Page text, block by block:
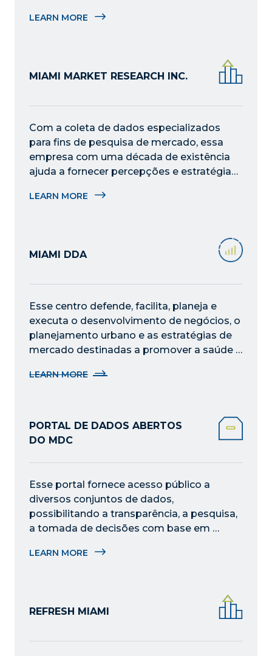
LEARN MORE
MIAMI MARKET RESEARCH INC.
Com a coleta de dados especializados
para fins de pesquisa de mercado, essa
empresa com uma década de existência
ajuda a fornecer percepções e estratégias
Miami.
LEARN MORE
MIAMI DDA
Esse centro defende, facilita, planeja e
executa o desenvolvimento de negócios, o
planejamento urbano e as estratégias de
mercado destinadas a promover a saúde
LEARN MORE
PORTAL DE DADOS ABERTOS
DO MDC
Esse portal fornece acesso público a
diversos conjuntos de dados,
possibilitando a transparência, a pesquisa,
a tomada de decisões com base em
em todo o condado de Miami-Dade.
LEARN MORE
REFRESH MIAMI